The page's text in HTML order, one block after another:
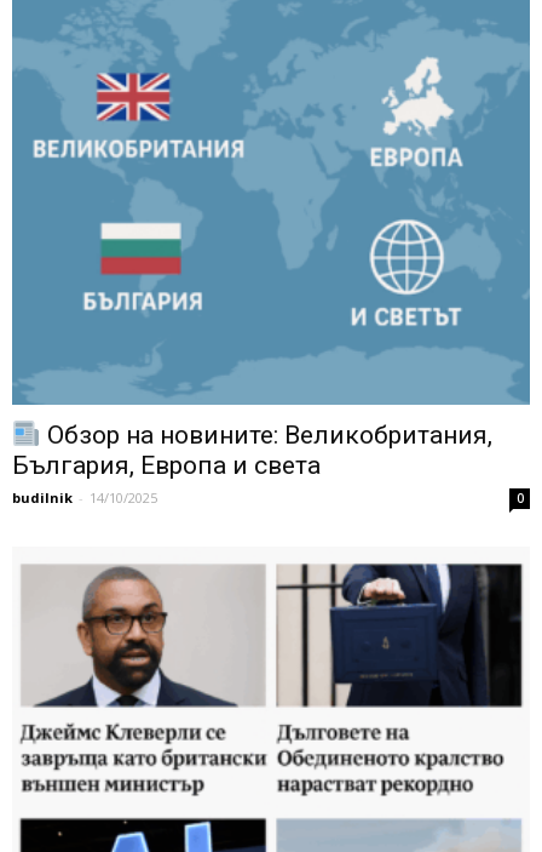
Обзор на новините: Великобритания,
България, Европа и света
budilnik - 14/10/2025 0